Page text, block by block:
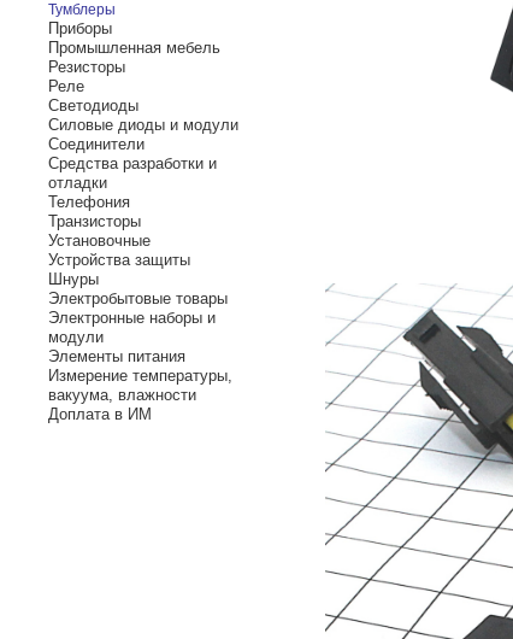
Тумблеры
Приборы
Промышленная мебель
Резисторы
Реле
Светодиоды
Силовые диоды и модули
Соединители
Средства разработки и
отладки
Телефония
Транзисторы
Установочные
Устройства защиты
Шнуры
Электробытовые товары
Электронные наборы и
модули
Элементы питания
Измерение температуры,
вакуума, влажности
Доплата в ИМ